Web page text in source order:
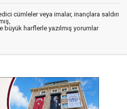
cümleler veya imalar, inançlara saldırı
büyük harflerle yazılmış yorumlar